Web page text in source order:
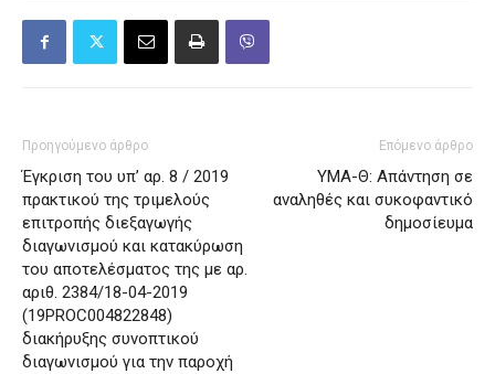
Προηγούμενο άρθρο
Έγκριση του υπ’ αρ. 8 / 2019
πρακτικού της τριμελούς
επιτροπής διεξαγωγής
διαγωνισμού και κατακύρωση
του αποτελέσματος της με αρ.
αριθ. 2384/18-04-2019
(19PROC004822848)
διακήρυξης συνοπτικού
διαγωνισμού για την παροχή
Επόμενο άρθρο
ΥΜΑ-Θ: Απάντηση σε
αναληθές και συκοφαντικό
δημοσίευμα